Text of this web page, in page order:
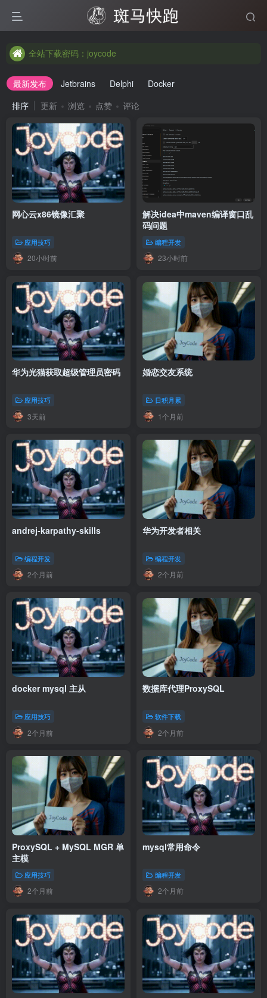
全站下载密码：joycode
全站下载密码：joycode
全站下载密码：joycode
最新发布 Jetbrains Delphi
Docker
排序
更新 浏览 点赞 评论
网心云x86镜像汇聚
应用技巧
20小时前
解决idea中maven编译窗口乱
码问题
编程开发
23小时前
华为光猫获取超级管理员密码
应用技巧
3天前
婚恋交友系统
日积月累
1个月前
andrej-karpathy-skills
编程开发
2个月前
华为开发者相关
编程开发
2个月前
docker mysql 主从
应用技巧
2个月前
数据库代理ProxySQL
软件下载
2个月前
ProxySQL + MySQL MGR 单
主模
应用技巧
2个月前
mysql常用命令
编程开发
2个月前